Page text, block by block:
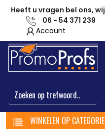
Heeft u vragen bel ons,
06 - 54 371 239
Account
WINKELEN OP